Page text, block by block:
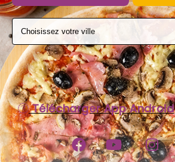
MENTIONS LÉGALES
Télécharger App Android